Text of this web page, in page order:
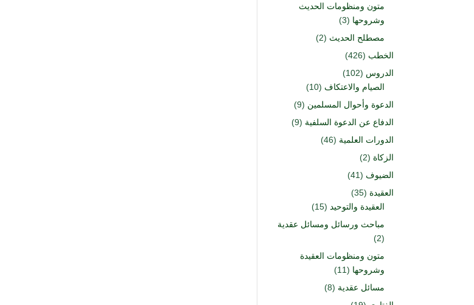
متون ومنظومات الحديث
وشروحها (3)
مصطلح الحديث (2)
الخطب (426)
الدروس (102)
الصيام والاعتكاف (10)
الدعوة وأحوال المسلمين (9)
الدفاع عن الدعوة السلفية (9)
الدورات العلمية (46)
الزكاة (2)
الضيوف (41)
العقيدة (35)
العقيدة والتوحيد (15)
مباحث ورسائل ومسائل عقدية
(2)
متون ومنظومات العقيدة
وشروحها (11)
مسائل عقدية (8)